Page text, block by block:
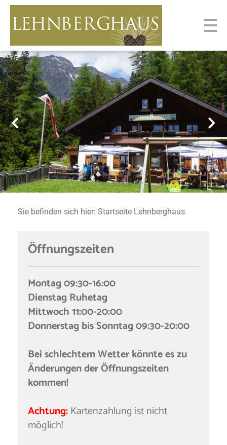
Sie befinden sich hier: Startseite Lehnberghaus
Öffnungszeiten
Montag 09:30-16:00
Dienstag Ruhetag
Mittwoch 11:00-20:00
Donnerstag bis Sonntag 09:30-20:00
Bei schlechtem Wetter könnte es zu
Änderungen der Öffnungszeiten
kommen!
Achtung: Kartenzahlung ist nicht
möglich!